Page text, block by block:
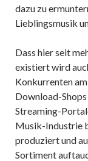
dazu zu
Lieblingsmusik
Dass hier seit
existiert wird
Konkurrenten
Download-
Streaming-
Musik-Industrie
produziert und
Sortiment